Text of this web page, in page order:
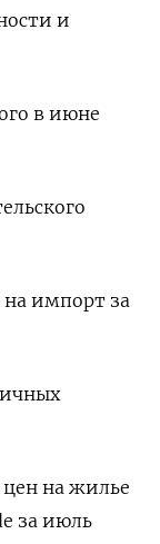
и
в июне
импорт за
на жилье
за июль